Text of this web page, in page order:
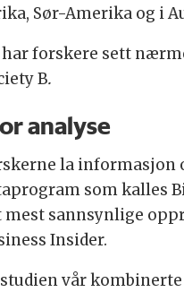
Sør-Amerika og i
har forskere sett
B.
analyse
la informasjon
som kalles
mest sannsynlige
Insider.
vår